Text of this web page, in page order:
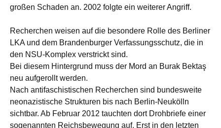
großen Schaden an. 2002 folgte ein weiterer Angriff.
Recherchen weisen auf die besondere Rolle des Berliner
LKA und dem Brandenburger Verfassungsschutz, die in
den NSU-Komplex verstrickt sind.
Bei diesem Hintergrund muss der Mord an Burak Bektaş
neu aufgerollt werden.
Nach antifaschistischen Recherchen sind bundesweite
neonazistische Strukturen bis nach Berlin-Neukölln
sichtbar. Ab Februar 2012 tauchten dort Drohbriefe einer
sogenannten Reichsbewegung auf. Erst in den letzten